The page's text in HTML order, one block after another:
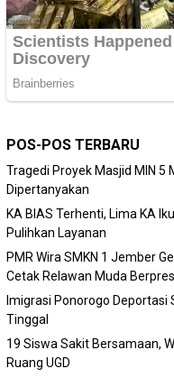
POS-POS TERBARU
Tragedi Proyek Masjid MIN 5
Dipertanyakan
KA BIAS Terhenti, Lima KA
Pulihkan Layanan
PMR Wira SMKN 1 Jember
Cetak Relawan Muda
Imigrasi Ponorogo Deportasi
Tinggal
19 Siswa Sakit Bersamaan,
Ruang UGD